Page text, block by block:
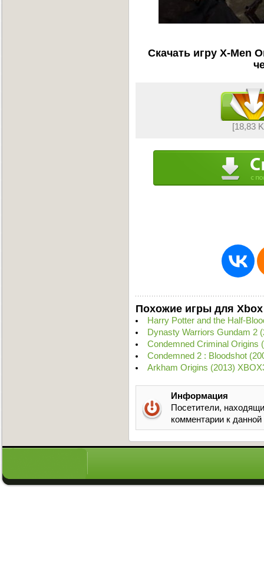
Скачать игру X-Men
[18,83
Похожие игры для Xbox
Harry Potter and the Half-
Dynasty Warriors Gundam 2
Condemned Criminal Origins
Condemned 2 : Bloodshot
Arkham Origins (2013)
Информация
Посетители,
комментарии к